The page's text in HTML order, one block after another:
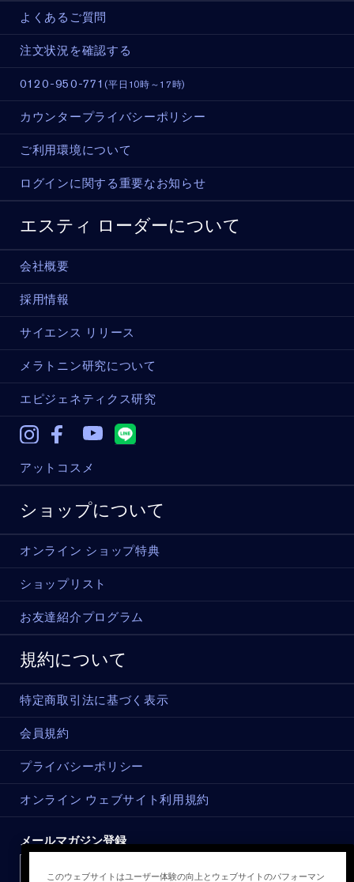
よくあるご質問
注文状況を確認する
0120-950-771 (平日10時～17時)
カウンタープライバシーポリシー
ご利用環境について
ログインに関する重要なお知らせ
エスティ ローダーについて
会社概要
採用情報
サイエンス リリース
メラトニン研究について
エピジェネティクス研究
InstagramFacebook
アットコスメ
ショップについて
オンライン ショップ特典
ショップリスト
お友達紹介プログラム
規約について
特定商取引法に基づく表示
会員規約
プライバシーポリシー
オンライン ウェブサイト利用規約
メールマガジン登録
このウェブサイトはユーザー体験の向上とウェブサイトのパフォーマン